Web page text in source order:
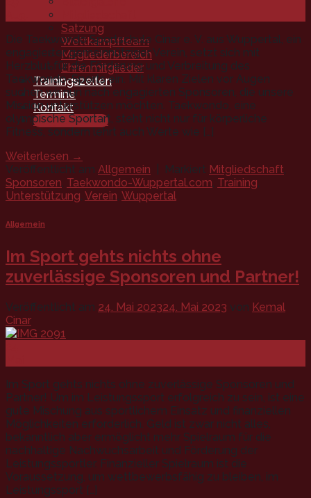
Satzung
Wettkampfteam
Mitgliederbereich
Ehrenmitglieder
Trainingszeiten
Termine
Kontakt
Mitgliedschaft
Die Taekwondo Sportschule Cinar e. V. aus Wuppertal, ein
engagierter gemeinnütziger Verein, setzt sich mit
Herzblut für die Förderung und Verbreitung des
Taekwondo-Sports ein. Mit klaren Zielen vor Augen
suchen wir nun nach engagierten Sponsoren, die unsere
Mission unterstützen möchten. Taekwondo, eine
olympische Sportart, steht nicht nur für körperliche
Fitness, sondern lehrt auch Werte wie […]
Weiterlesen →
Veröffentlicht am Allgemein Markiert Mitgliedschaft,
Sponsoren, Taekwondo-Wuppertal.com, Training,
Unterstützung, Verein, Wuppertal
Allgemein
Im Sport gehts nichts ohne
zuverlässige Sponsoren und Partner!
Veröffentlicht am 24. Mai 202324. Mai 2023 von Kemal
Cinar
Im Sport gehts nichts ohne zuverlässige Sponsoren und
Partner! Um im Leistungssport erfolgreich zu sein, ist eine
gute Mischung aus sportlichem Einsatz und finanziellen
Möglichkeiten erforderlich. Geld ist zwar nicht alles,
bekanntlich aber ermöglicht mehr Spielraum für die
nachhaltige Nachwuchsarbeit und Förderung der
Leistungssportler. Finanzieller Spielraum ist die
Voraussetzung, um wettbewerbsfähig zu bleiben, im
Leistungssport […]